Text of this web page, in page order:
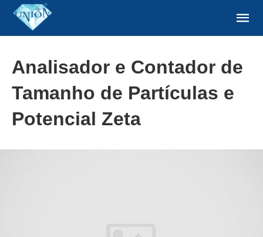
Analisador e Contador de
Tamanho de Partículas e
Potencial Zeta